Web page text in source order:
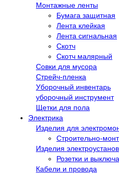
Монтажные ленты
Бумага защитная
Лента клейкая
Лента сигнальная
Скотч
Скотч малярный
Совки для мусора
Стрейч-пленка
Уборочный инвентарь
уборочный инструмент
Щетки для пола
Электрика
Изделия для
Строительно-
Изделия
Розетки и
Кабели и провода